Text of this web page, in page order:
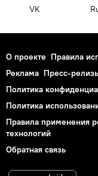
VK
О проекте Правила
Реклама Пресс-
Политика
Политика
Правила применения
технологий
Обратная связь